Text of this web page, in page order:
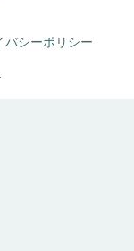
バシーポリシー